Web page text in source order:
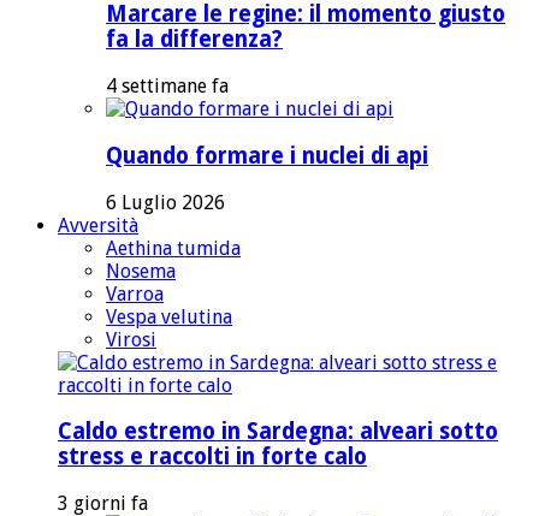
Marcare le regine: il momento giusto
fa la differenza?
4 settimane fa
Quando formare i nuclei di api
6 Luglio 2026
Avversità
Aethina tumida
Nosema
Varroa
Vespa velutina
Virosi
Caldo estremo in Sardegna: alveari sotto
stress e raccolti in forte calo
3 giorni fa